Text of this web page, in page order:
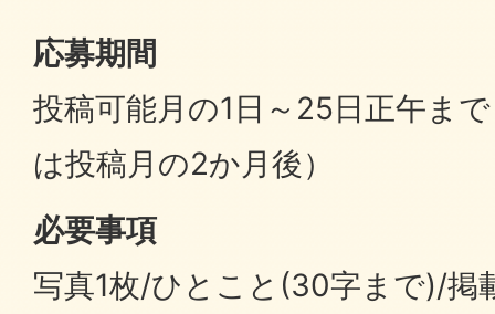
応募期間
投稿可能月の1日～25日正午ま
は投稿月の2か月後）
必要事項
写真1枚/ひとこと(30字まで)/掲